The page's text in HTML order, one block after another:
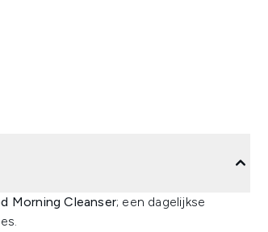
Morning Cleanser; een dagelijkse